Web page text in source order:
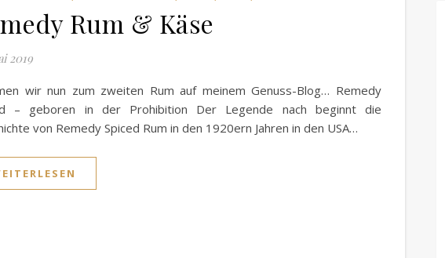
Rum & Käse
2019
wir nun zum zweiten Rum auf meinem Genuss-Blog… Remedy
– geboren in der Prohibition Der Legende nach beginnt die
von Remedy Spiced Rum in den 1920ern Jahren in den USA…